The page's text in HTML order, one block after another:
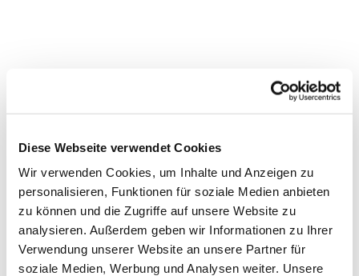
Diese Webseite verwendet Cookies
Wir verwenden Cookies, um Inhalte und Anzeigen zu
personalisieren, Funktionen für soziale Medien anbieten
zu können und die Zugriffe auf unsere Website zu
analysieren. Außerdem geben wir Informationen zu Ihrer
Verwendung unserer Website an unsere Partner für
soziale Medien, Werbung und Analysen weiter. Unsere
Dies könnte Sie auch
interessieren